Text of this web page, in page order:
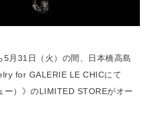
月31日（火）の間、日本橋高島
for GALERIE LE CHICにて
ー）》のLIMITED STOREがオー